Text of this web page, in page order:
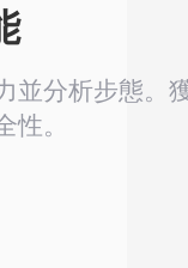
並分析步態。
。